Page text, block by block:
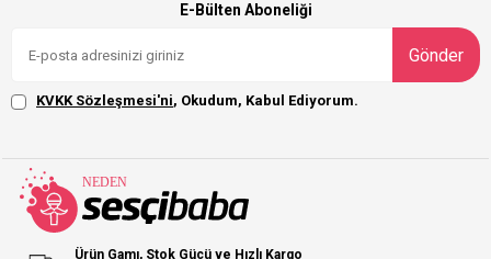
E-Bülten Aboneliği
Gönder
KVKK Sözleşmesi'ni, Okudum, Kabul Ediyorum.
Ürün Gamı, Stok Gücü ve Hızlı Kargo